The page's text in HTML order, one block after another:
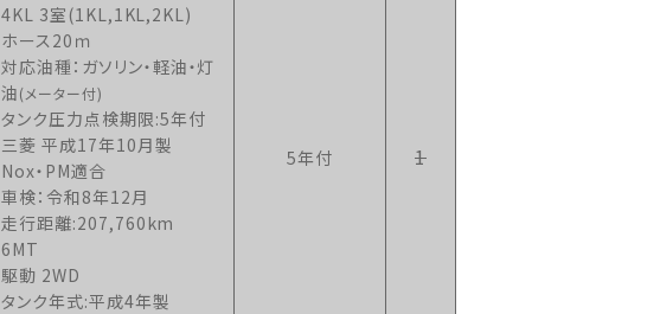
4KL 3室(1KL,1KL,2KL)
ホース20ｍ
対応油種：ガソリン・軽油・灯
油(メーター付)
タンク圧力点検期限:5年付
三菱 平成17年10月製
Nox・PM適合
車検：令和8年12月
走行距離:207,760km
6MT
駆動 2WD
タンク年式:平成4年製
5年付 1